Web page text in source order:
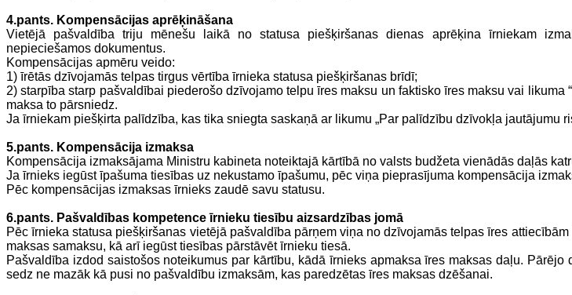
4.pants. Kompensācijas aprēķināšana
Vietējā pašvaldība triju mēnešu laikā no statusa piešķiršanas dienas aprēķina īrniekam
nepieciešamos dokumentus.
Kompensācijas apmēru veido:
1) īrētās dzīvojamās telpas tirgus vērtība īrnieka statusa piešķiršanas brīdī;
2) starpība starp pašvaldībai piederošo dzīvojamo telpu īres maksu un faktisko īres maksu vai likuma
maksa to pārsniedz.
Ja īrniekam piešķirta palīdzība, kas tika sniegta saskaņā ar likumu „Par palīdzību dzīvokļa jautājumu
5.pants. Kompensācija izmaksa
Kompensācija izmaksājama Ministru kabineta noteiktajā kārtībā no valsts budžeta vienādās daļās
Ja īrnieks iegūst īpašuma tiesības uz nekustamo īpašumu, pēc viņa pieprasījuma kompensācija
Pēc kompensācijas izmaksas īrnieks zaudē savu statusu.
6.pants. Pašvaldības kompetence īrnieku tiesību aizsardzības jomā
Pēc īrnieka statusa piešķiršanas vietējā pašvaldība pārņem viņa no dzīvojamās telpas īres
maksas samaksu, kā arī iegūst tiesības pārstāvēt īrnieku tiesā.
Pašvaldība izdod saistošos noteikumus par kārtību, kādā īrnieks apmaksa īres maksas daļu.
sedz ne mazāk kā pusi no pašvaldību izmaksām, kas paredzētas īres maksas dzēšanai.